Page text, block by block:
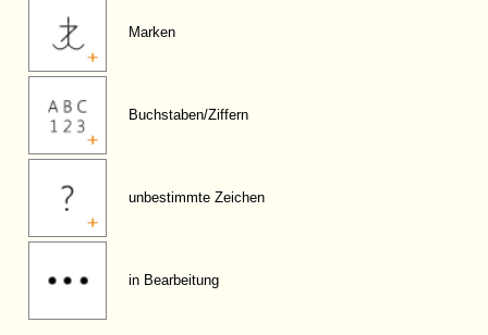
Marken
Buchstaben/Ziffern
unbestimmte Zeichen
in Bearbeitung